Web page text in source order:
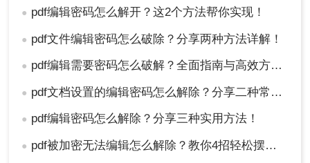
● pdf编辑密码怎么解开？这2个方法帮你实现！
● pdf文件编辑密码怎么破除？分享两种方法详解！
● pdf编辑需要密码怎么破解？全面指南与高效方法详解！
● pdf文档设置的编辑密码怎么解除？分享二种常用解除方式！
● pdf编辑密码怎么解除？分享三种实用方法！
● pdf被加密无法编辑怎么解除？教你4招轻松摆平！